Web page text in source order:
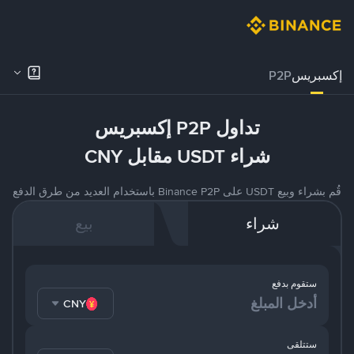
إكسبريسP2P
تداول P2P إكسبريس
شراء USDT مقابل CNY
قُم بشراء وبيع USDT على Binance P2P باستخدام العديد من طرق الدفع
شراء بيع
ستقوم بدفع
CNY
ستتلقى